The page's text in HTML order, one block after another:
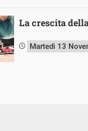
La crescita
Martedì 13